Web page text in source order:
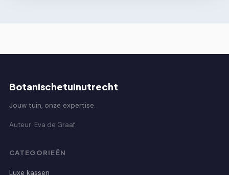
Botanischetuinutrecht
Jouw tuin, onze expertise.
Auteur: Eva de Graaf
CATEGORIEËN
Luxe kassen